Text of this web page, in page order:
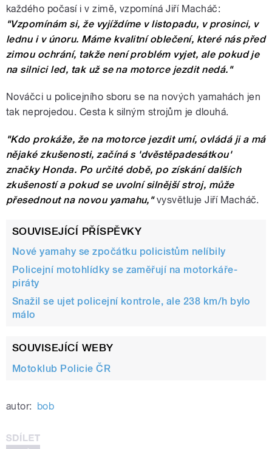
každého počasí i v zimě, vzpomíná Jiří Macháč:
"Vzpomínám si, že vyjíždíme v listopadu, v prosinci, v
lednu i v únoru. Máme kvalitní oblečení, které nás před
zimou ochrání, takže není problém vyjet, ale pokud je
na silnici led, tak už se na motorce jezdit nedá."
Nováčci u policejního sboru se na nových yamahách jen
tak neprojedou. Cesta k silným strojům je dlouhá.
"Kdo prokáže, že na motorce jezdit umí, ovládá ji a má
nějaké zkušenosti, začíná s 'dvěstěpadesátkou'
značky Honda. Po určité době, po získání dalších
zkušeností a pokud se uvolní silnější stroj, může
přesednout na novou yamahu,"vysvětluje Jiří Macháč.
SOUVISEJÍCÍ PŘÍSPĚVKY
Nové yamahy se zpočátku policistům nelíbily
Policejní motohlídky se zaměřují na motorkáře-
piráty
Snažil se ujet policejní kontrole, ale 238 km/h bylo
málo
SOUVISEJÍCÍ WEBY
Motoklub Policie ČR
autor: bob